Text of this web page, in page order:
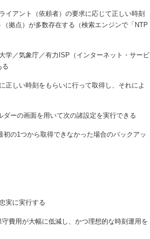
イアント（依頼者）の要求に応じて正しい時刻
拠点）が多数存在する（検索エンジンで「NTP
学／気象庁／有力ISP（インターネット・サービ
る
正しい時刻をもらいに行って取得し、それによ
ダーの画面を用いて次の諸設定を実行できる
の1つから取得できなかった場合のバックアッ
実に実行する
費用が大幅に低減し、かつ理想的な時刻運用を